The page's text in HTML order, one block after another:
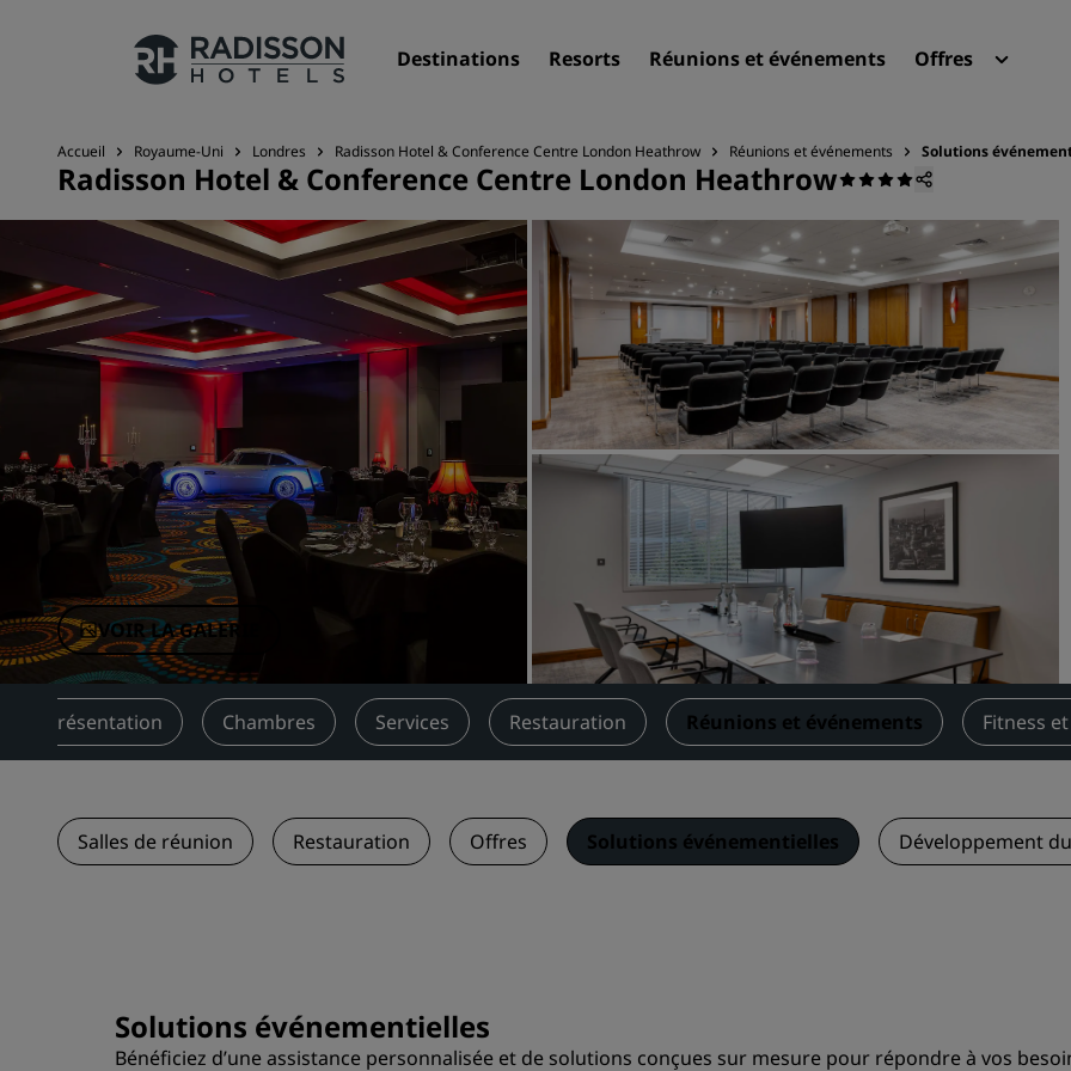
Destinations Resorts Réunions et événements Offres
Mes
Nos enseignes
Marques Radisson Hotels
Marques affiliées en Chine
Trouvez votre hôtel
Destinations
Resorts
Appartements hôteliers
Hôtels d'aéroport
Nouveaux et futurs hôtels
Réunions et événements
Découvrez Radisson
Réservez une salle de
Demander un devis
Pour les événements
Solutions d’entreprise
Rechercher des vols
Rechercher des vols
Restaurants
Rechercher un restaurant
Accueil Royaume-Uni Londres Radisson Hotel & Conference Centre London Heathrow Réunions et événements Solutions
Radisson Hotel & Conference Centre London Heathrow
VOIR LA GALERIE
Présentation Chambres Services Restauration Réunions et événements Fitness
Salles de réunion Restauration Offres Solutions événementielles Développement
Solutions événementielles
Bénéficiez d’une assistance personnalisée et de solutions conçues sur mesure pour répondre à vos